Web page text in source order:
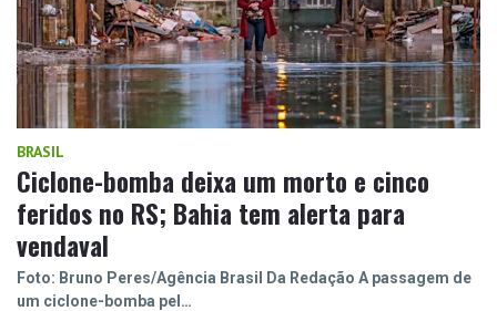
BRASIL
Ciclone-bomba deixa um morto e cinco
feridos no RS; Bahia tem alerta para
vendaval
Foto: Bruno Peres/Agência Brasil Da Redação A passagem de
um ciclone-bomba pel…